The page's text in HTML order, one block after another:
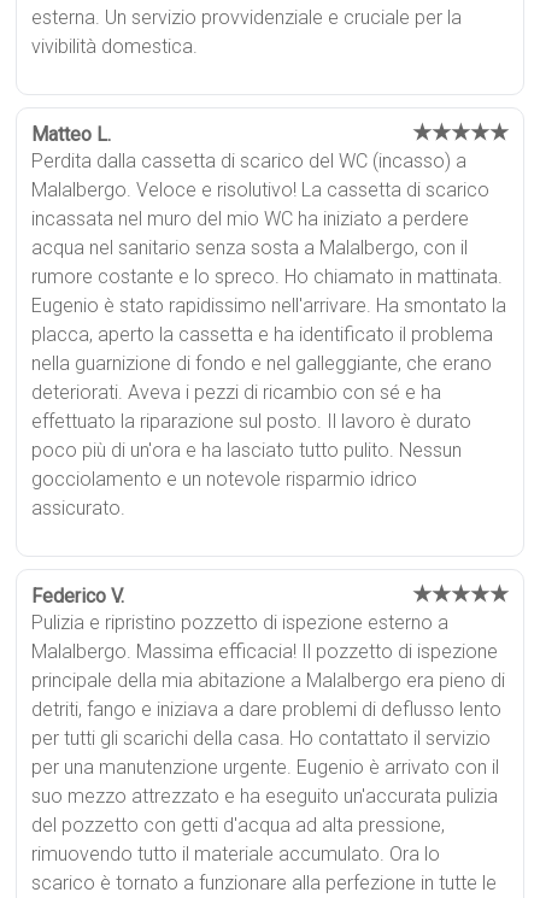
esterna. Un servizio provvidenziale e cruciale per la
vivibilità domestica.
Matteo L. ★★★★★
Perdita dalla cassetta di scarico del WC (incasso) a
Malalbergo. Veloce e risolutivo! La cassetta di scarico
incassata nel muro del mio WC ha iniziato a perdere
acqua nel sanitario senza sosta a Malalbergo, con il
rumore costante e lo spreco. Ho chiamato in mattinata.
Eugenio è stato rapidissimo nell'arrivare. Ha smontato la
placca, aperto la cassetta e ha identificato il problema
nella guarnizione di fondo e nel galleggiante, che erano
deteriorati. Aveva i pezzi di ricambio con sé e ha
effettuato la riparazione sul posto. Il lavoro è durato
poco più di un'ora e ha lasciato tutto pulito. Nessun
gocciolamento e un notevole risparmio idrico
assicurato.
Federico V. ★★★★★
Pulizia e ripristino pozzetto di ispezione esterno a
Malalbergo. Massima efficacia! Il pozzetto di ispezione
principale della mia abitazione a Malalbergo era pieno di
detriti, fango e iniziava a dare problemi di deflusso lento
per tutti gli scarichi della casa. Ho contattato il servizio
per una manutenzione urgente. Eugenio è arrivato con il
suo mezzo attrezzato e ha eseguito un'accurata pulizia
del pozzetto con getti d'acqua ad alta pressione,
rimuovendo tutto il materiale accumulato. Ora lo
scarico è tornato a funzionare alla perfezione in tutte le